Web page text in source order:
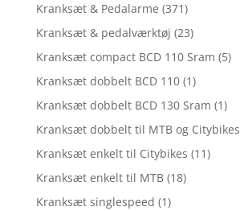
Kranksæt & Pedalarme (371)
Kranksæt & pedalværktøj (23)
Kranksæt compact BCD 110 Sram (5)
Kranksæt dobbelt BCD 110 (1)
Kranksæt dobbelt BCD 130 Sram (1)
Kranksæt dobbelt til MTB og Citybikes
Kranksæt enkelt til Citybikes (11)
Kranksæt enkelt til MTB (18)
Kranksæt singlespeed (1)